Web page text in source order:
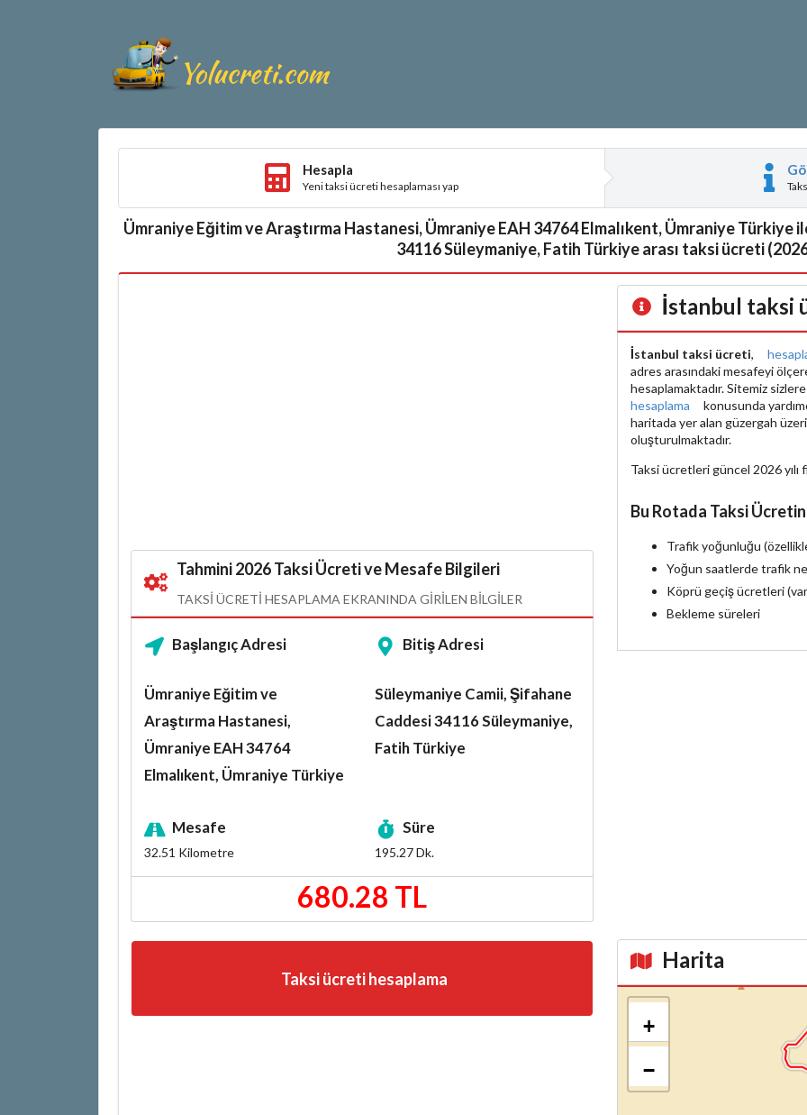
Hesapla
Yeni taksi ücreti hesaplaması yap
Ümraniye Eğitim ve Araştırma Hastanesi, Ümraniye EAH 34764 Elmalıkent, Ümraniye Türkiye
34116 Süleymaniye, Fatih Türkiye arası taksi ücreti
Tahmini 2026 Taksi Ücreti ve Mesafe Bilgileri
TAKSI ÜCRETI HESAPLAMA EKRANINDA GIRILEN BILGILER
Başlangıç Adresi
Ümraniye Eğitim ve
Araştırma Hastanesi,
Ümraniye EAH 34764
Elmalıkent, Ümraniye Türkiye
Bitiş Adresi
Süleymaniye Camii, Şifahane
Caddesi 34116 Süleymaniye,
Fatih Türkiye
Mesafe
32.51 Kilometre
Süre
195.27Dk.
680.28 TL
Taksi ücreti hesaplama
İstanbul taksi
İstanbul taksi ücreti,
adres arasındaki mesafeyi
hesaplamaktadır. Sitemiz
hesaplama
konusunda
haritada yer alan güzergah
oluşturulmaktadır.
Taksi ücretleri güncel 2026 yılı
Bu Rotada Taksi
Trafik yoğunluğu
Yoğun saatlerde trafik
Köprü geçiş ücretleri
Bekleme süreleri
Harita
Kroki
+
−